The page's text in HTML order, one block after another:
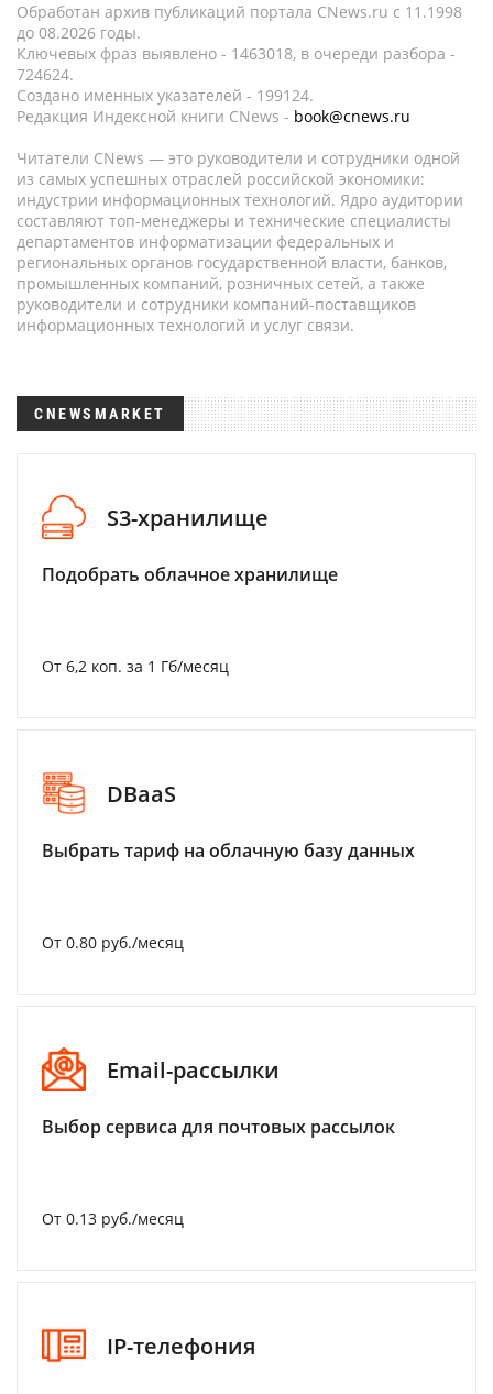
Обработан архив публикаций портала CNews.ru c 11.1998
до 08.2026 годы.
Ключевых фраз выявлено - 1463018, в очереди разбора -
724624.
Создано именных указателей - 199124.
Редакция Индексной книги CNews - book@cnews.ru
Читатели CNews — это руководители и сотрудники одной
из самых успешных отраслей российской экономики:
индустрии информационных технологий. Ядро аудитории
составляют топ-менеджеры и технические специалисты
департаментов информатизации федеральных и
региональных органов государственной власти, банков,
промышленных компаний, розничных сетей, а также
руководители и сотрудники компаний-поставщиков
информационных технологий и услуг связи.
CNEWSMARKET
S3-хранилище
Подобрать облачное хранилище
От 6,2 коп. за 1 Гб/месяц
DBaaS
Выбрать тариф на облачную базу данных
От 0.80 руб./месяц
Email-рассылки
Выбор сервиса для почтовых рассылок
От 0.13 руб./месяц
IP-телефония